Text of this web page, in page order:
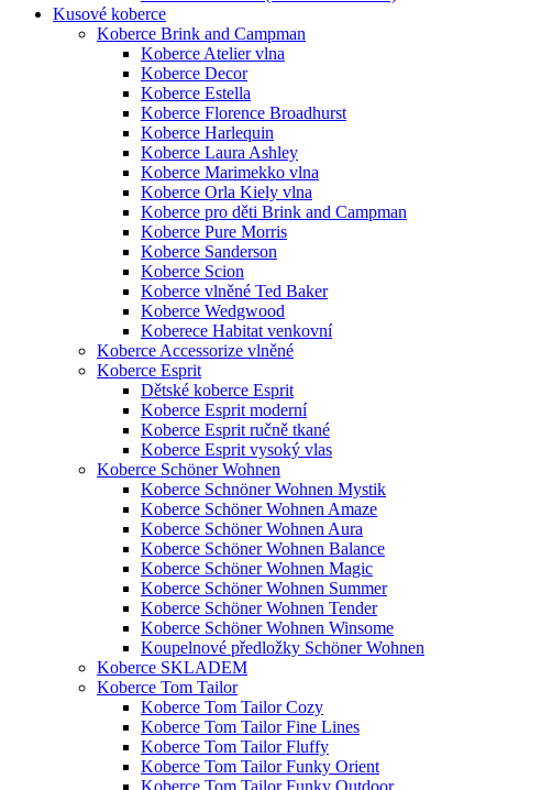
Kusové koberce
Koberce Brink and Campman
Koberce Atelier vlna
Koberce Decor
Koberce Estella
Koberce Florence Broadhurst
Koberce Harlequin
Koberce Laura Ashley
Koberce Marimekko vlna
Koberce Orla Kiely vlna
Koberce pro děti Brink and Campman
Koberce Pure Morris
Koberce Sanderson
Koberce Scion
Koberce vlněné Ted Baker
Koberce Wedgwood
Koberece Habitat venkovní
Koberce Accessorize vlněné
Koberce Esprit
Dětské koberce Esprit
Koberce Esprit moderní
Koberce Esprit ručně tkané
Koberce Esprit vysoký vlas
Koberce Schöner Wohnen
Koberce Schnöner Wohnen Mystik
Koberce Schöner Wohnen Amaze
Koberce Schöner Wohnen Aura
Koberce Schöner Wohnen Balance
Koberce Schöner Wohnen Magic
Koberce Schöner Wohnen Summer
Koberce Schöner Wohnen Tender
Koberce Schöner Wohnen Winsome
Koupelnové předložky Schöner Wohnen
Koberce SKLADEM
Koberce Tom Tailor
Koberce Tom Tailor Cozy
Koberce Tom Tailor Fine Lines
Koberce Tom Tailor Fluffy
Koberce Tom Tailor Funky Orient
Koberce Tom Tailor Funky Outdoor